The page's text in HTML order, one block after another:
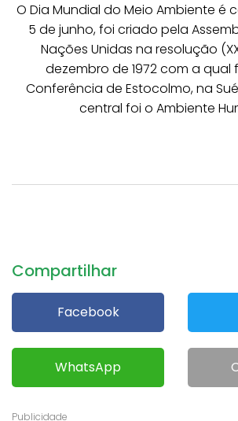
O Dia Mundial do Meio Ambiente é
5 de junho, foi criado pela
Nações Unidas na resolução
dezembro de 1972 com a qual
Conferência de Estocolmo, na
central foi o Ambiente
Compartilhar
Facebook
WhatsApp